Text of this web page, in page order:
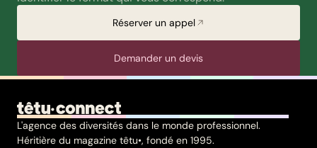
Réserver un appel
Demander un devis
L'agence des diversités dans le monde professionnel.
Héritière du magazine têtu•, fondé en 1995.